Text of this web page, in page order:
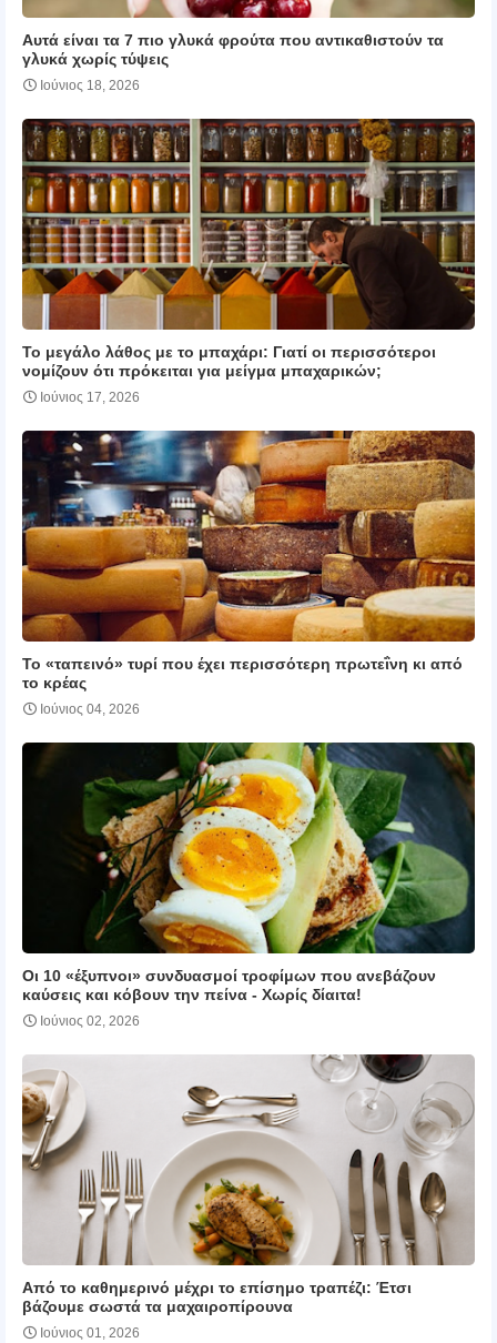
Αυτά είναι τα 7 πιο γλυκά φρούτα που αντικαθιστούν τα
γλυκά χωρίς τύψεις
Ιούνιος 18, 2026
Το μεγάλο λάθος με το μπαχάρι: Γιατί οι περισσότεροι
νομίζουν ότι πρόκειται για μείγμα μπαχαρικών;
Ιούνιος 17, 2026
Το «ταπεινό» τυρί που έχει περισσότερη πρωτεΐνη κι από
το κρέας
Ιούνιος 04, 2026
Οι 10 «έξυπνοι» συνδυασμοί τροφίμων που ανεβάζουν
καύσεις και κόβουν την πείνα ‑ Χωρίς δίαιτα!
Ιούνιος 02, 2026
Από το καθημερινό μέχρι το επίσημο τραπέζι: Έτσι
βάζουμε σωστά τα μαχαιροπίρουνα
Ιούνιος 01, 2026